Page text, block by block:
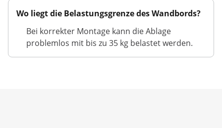
Wo liegt die Belastungsgrenze des Wandbords?
Bei korrekter Montage kann die Ablage
problemlos mit bis zu 35 kg belastet werden.